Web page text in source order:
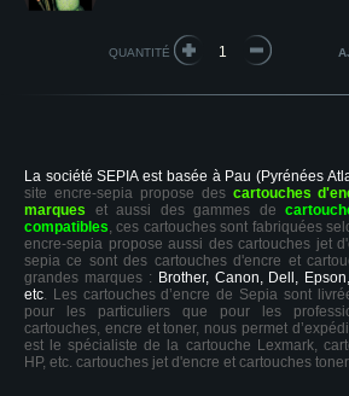
QUANTITÉ
La société SEPIA est basée à Pau (Pyrénées
site encre-sepia propose des cartouches
marques et aussi des gammes de
compatibles, ces cartouches sont fabriquées
encre-sepia propose aussi des cartouches jet
sepia ce sont des cartouches d'encre et
grandes marques : Brother, Canon, Dell,
etc. Les cartouches d’encre de Sepia sont
pour les particuliers que pour les
cartouches, encre et toner, nous permet
est le spécialiste de la cartouche Lexmark,
HP, etc. cartouches jet d'encre et cartouches